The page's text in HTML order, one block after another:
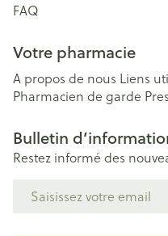
FAQ
Votre pharmacie
A propos de nous Liens
Pharmacien de garde
Bulletin
Restez informé des